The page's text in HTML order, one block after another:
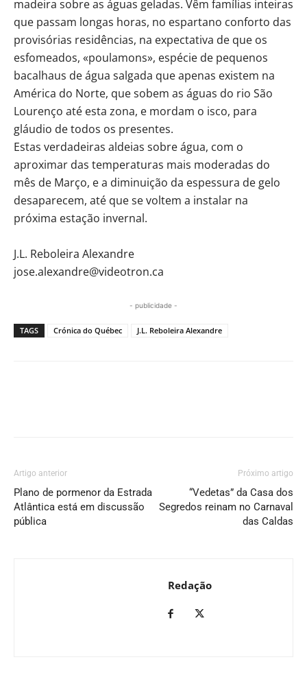
madeira sobre as águas geladas. Vêm famílias inteiras
que passam longas horas, no espartano conforto das
provisórias residências, na expectativa de que os
esfomeados, «poulamons», espécie de pequenos
bacalhaus de água salgada que apenas existem na
América do Norte, que sobem as águas do rio São
Lourenço até esta zona, e mordam o isco, para
gláudio de todos os presentes.
Estas verdadeiras aldeias sobre água, com o
aproximar das temperaturas mais moderadas do
mês de Março, e a diminuição da espessura de gelo
desaparecem, até que se voltem a instalar na
próxima estação invernal.
J.L. Reboleira Alexandre
jose.alexandre@videotron.ca
- publicidade -
TAGS Crónica do Québec J.L. Reboleira Alexandre
Artigo anterior
Plano de pormenor da Estrada
Atlântica está em discussão
pública
Próximo artigo
“Vedetas” da Casa dos
Segredos reinam no Carnaval
das Caldas
Redação